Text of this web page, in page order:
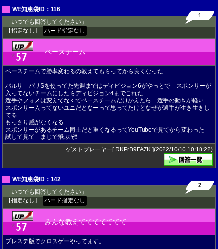
WE知恵袋ID： 116
「いつでも回答してください」
【指定なし】
ハード指定なし
1
★ 57 ベースチーム
ベースチームで勝率変わるの教えてもらってから良くなった
バルサ パリSを使ってた先週まではディビジョン6がやっとで スポンサーが
入ってないチームにしたらディビジョン4までこれた
選手やフォメは変えてなくてベースチームだけかえたら 選手の動きが軽い
スポンサー入ってないユニだとなーって思ってたけどなぜが選手が生き生きし
てる
もっさり感がなくなる
スポンサーがあるチーム同士だと重くなるってYouTubeで見てから変わった
試して見て まじで飛ぶぞ❗️
ゲストプレーヤー[ RKPrB9FAZK ](2022/10/16 10:18:22)
WE知恵袋ID： 142
「いつでも回答してください」
【指定なし】
ハード指定なし
2
★ 57 みんな教えててててててて
プレステ版でクロスゲーやってます。